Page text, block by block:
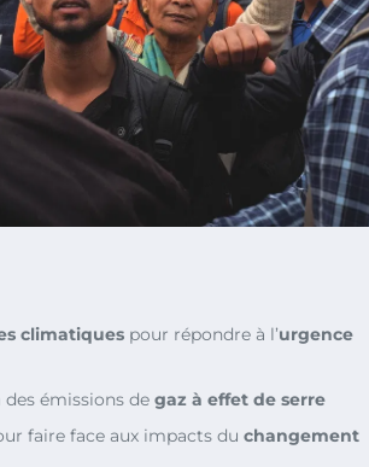
climatiques pour répondre à l’urgence
des émissions de gaz à effet de serre
faire face aux impacts du changement